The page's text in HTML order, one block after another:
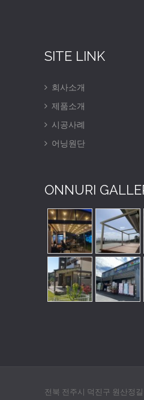
SITE LINK
회사소개
제품소개
시공사례
어닝원단
ONNURI
전북 전주시 덕진구 원산정